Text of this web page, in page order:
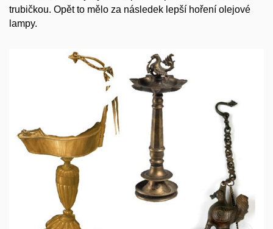
trubičkou. Opět to mělo za následek lepší hoření olejové
lampy.